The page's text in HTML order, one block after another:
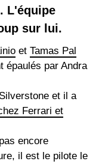
L'équipe
sur lui.
et Tamas Pal
épaulés par Andra
et il a
Ferrari et
encore
il est le pilote le